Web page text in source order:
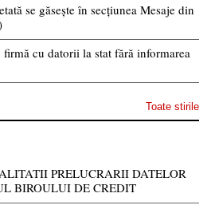
se găsește în secțiunea Mesaje din
cu datorii la stat fără informarea
Toate stirile
PRELUCRARII DATELOR
BIROULUI DE CREDIT